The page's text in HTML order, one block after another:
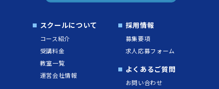
スクールについて
コース紹介
受講料金
教室一覧
運営会社情報
採用情報
募集要項
求人応募フォーム
よくあるご質問
お問い合わせ